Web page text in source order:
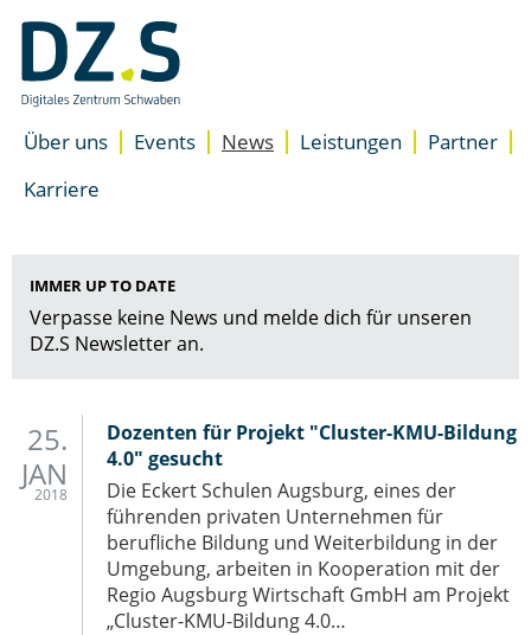
überspringen
Zum
Inhalt
Über uns
Standorte
Events News Leistungen
EXIST-
Space
Meeting- & Eventräume
Partner
Karriere
IMMER UP TO DATE
Verpasse keine News und melde dich für unseren
DZ.S Newsletter an.
25.
JAN
2018
Dozenten für Projekt "Cluster-KMU-Bildung
4.0" gesucht
Die Eckert Schulen Augsburg, eines der
führenden privaten Unternehmen für
berufliche Bildung und Weiterbildung in der
Umgebung, arbeiten in Kooperation mit der
Regio Augsburg Wirtschaft GmbH am Projekt
„Cluster-KMU-Bildung 4.0…